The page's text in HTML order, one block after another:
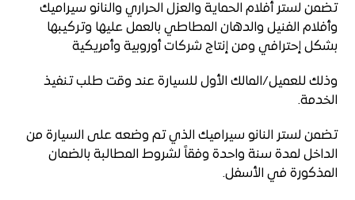
تضمن لستر أفلام الحماية والعزل الحراري والنانو سيراميك
وأفلام الفنيل والدهان المطاطي بالعمل عليها وتركيبها
بشكل إحترافي ومن إنتاج شركات أوروبية وأمريكية
وذلك للعميل/المالك الأول للسيارة عند وقت طلب تنفيذ
الخدمة.
تضمن لستر النانو سيراميك الذي تم وضعه على السيارة من
الداخل لمدة سنة واحدة وفقاً لشروط المطالبة بالضمان
المذكورة في الأسفل.